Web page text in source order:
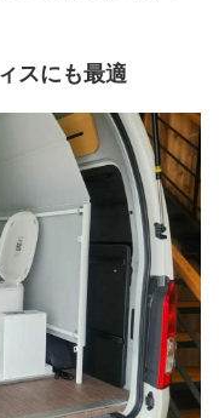
スにも最適